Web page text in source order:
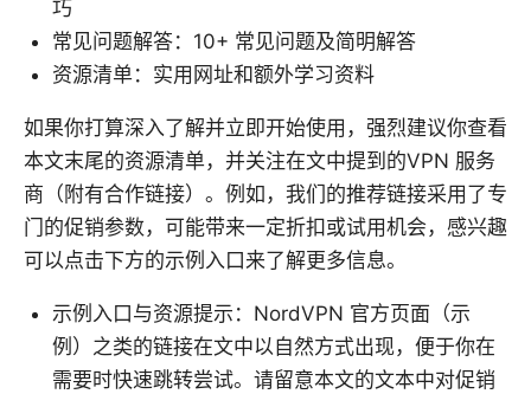
巧
常见问题解答：10+ 常见问题及简明解答
资源清单：实用网址和额外学习资料
如果你打算深入了解并立即开始使用，强烈建议你查看
本文末尾的资源清单，并关注在文中提到的VPN 服务
商（附有合作链接）。例如，我们的推荐链接采用了专
门的促销参数，可能带来一定折扣或试用机会，感兴趣
可以点击下方的示例入口来了解更多信息。
示例入口与资源提示：NordVPN 官方页面（示
例）之类的链接在文中以自然方式出现，便于你在
需要时快速跳转尝试。请留意本文的文本中对促销